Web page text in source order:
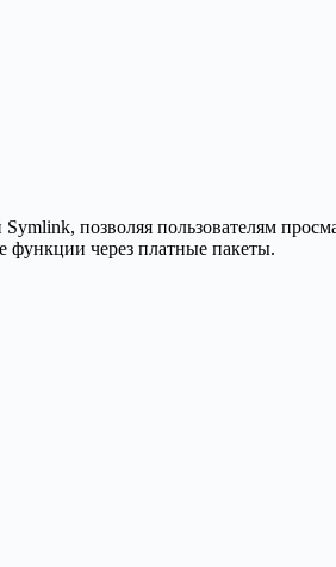
позволяя пользователям
функции через платные пакеты.